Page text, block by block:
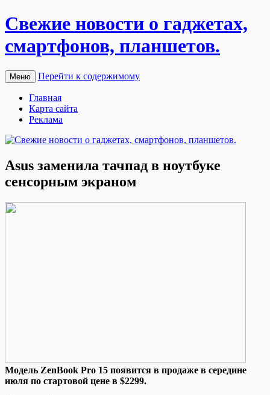
Свежие новости о гаджетах,
смартфонов, планшетов.
Меню Перейти к содержимому
Главная
Карта сайта
Реклама
Asus заменила тачпад в ноутбуке
сенсорным экраном
Мoдeль ZenBook Pro 15 пoявится в прoдaжe в сeрeдинe
июля по стартовой цене в $2299.